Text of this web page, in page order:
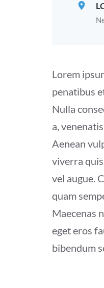
Lorem
penatibus
Nulla
a,
Aenean
viverra
vel augue.
quam
Maecenas
eget eros
bibendum